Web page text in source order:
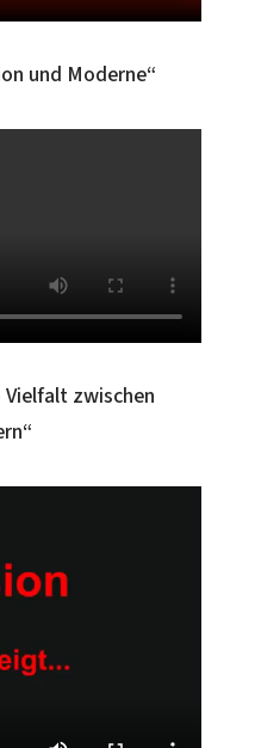
und Moderne“
Vielfalt zwischen